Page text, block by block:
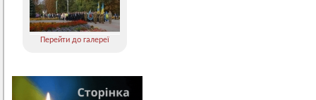
Перейти до галереї